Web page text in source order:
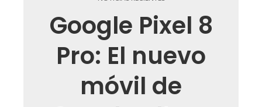
Google Pixel 8
Pro: El nuevo
móvil de